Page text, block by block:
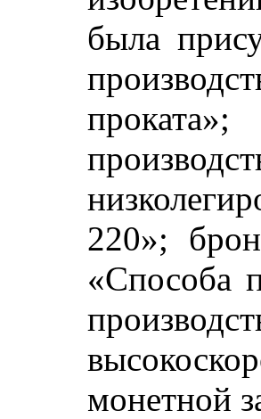
была
220»;
«Способа
монетной